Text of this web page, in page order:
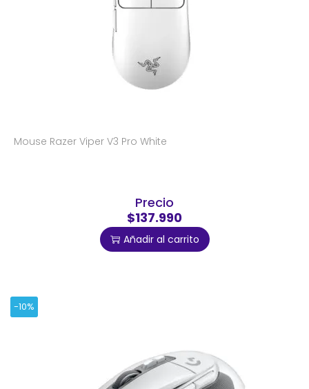
Mouse Razer Viper V3 Pro White
Precio
$137.990
Añadir al carrito
-10%